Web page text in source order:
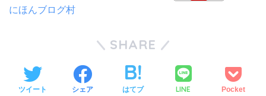
にほんブログ村
SHARE
ツイート シェア はてブ LINE Pocket